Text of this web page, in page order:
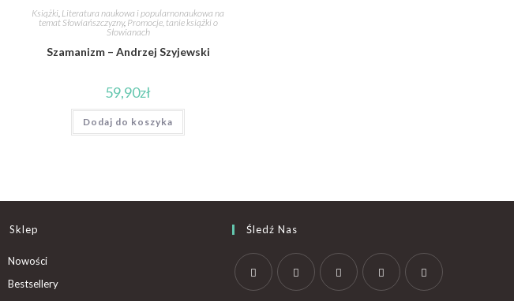
Książki, Literatura naukowa i popularnonaukowa na
temat Słowiańszczyzny, Promocje, tanie książki o
Słowianach
Szamanizm – Andrzej Szyjewski
59,90zł
Dodaj do koszyka
Sklep
Nowości
Bestsellery
Śledź Nas